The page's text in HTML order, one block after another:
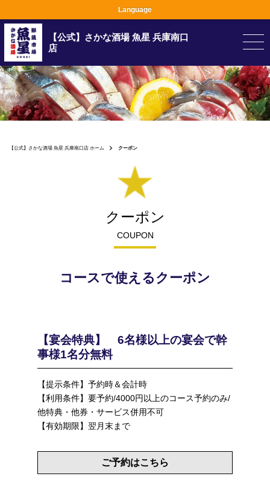
【公式】さかな酒場 魚星 兵庫南口
店
【公式】さかな酒場 魚星 兵庫南口店 ホーム クーポン
クーポン
COUPON
コースで使えるクーポン
【宴会特典】 6名様以上の宴会で幹
事様1名分無料
【提示条件】予約時＆会計時
【利用条件】要予約/4000円以上のコース予約のみ/
他特典・他券・サービス併用不可
【有効期限】翌月末まで
ご予約はこちら
Language